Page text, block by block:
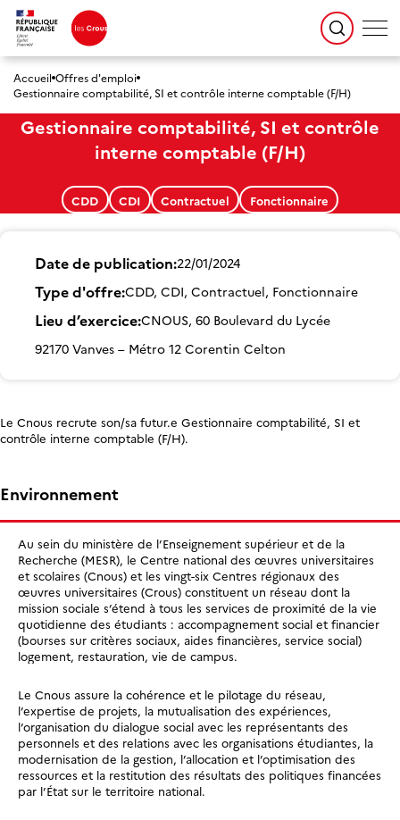
Accueil Offres d'emploi
Gestionnaire comptabilité, SI et contrôle interne comptable (F/H)
Gestionnaire comptabilité, SI et contrôle
interne comptable (F/H)
CDD CDI Contractuel Fonctionnaire
Date de publication 22/01/2024
Type d'offre CDD, CDI, Contractuel, Fonctionnaire
Lieu d’exercice CNOUS, 60 Boulevard du Lycée
92170 Vanves – Métro 12 Corentin Celton
Le Cnous recrute son/sa futur.e Gestionnaire comptabilité, SI et
contrôle interne comptable (F/H).
Environnement
Au sein du ministère de l’Enseignement supérieur et de la
Recherche (MESR), le Centre national des œuvres universitaires
et scolaires (Cnous) et les vingt-six Centres régionaux des
œuvres universitaires (Crous) constituent un réseau dont la
mission sociale s’étend à tous les services de proximité de la vie
quotidienne des étudiants : accompagnement social et financier
(bourses sur critères sociaux, aides financières, service social)
logement, restauration, vie de campus.
Le Cnous assure la cohérence et le pilotage du réseau,
l’expertise de projets, la mutualisation des expériences,
l’organisation du dialogue social avec les représentants des
personnels et des relations avec les organisations étudiantes, la
modernisation de la gestion, l’allocation et l’optimisation des
ressources et la restitution des résultats des politiques financées
par l’État sur le territoire national.